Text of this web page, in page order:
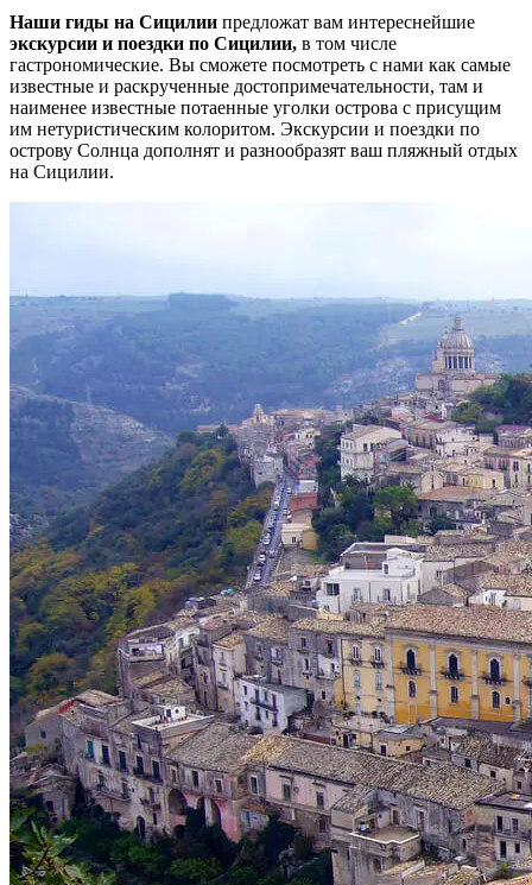
Наши гиды на Сицилии предложат вам интереснейшие
экскурсии и поездки по Сицилии, в том числе
гастрономические. Вы сможете посмотреть с нами как самые
известные и раскрученные достопримечательности, там и
наименее известные потаенные уголки острова с присущим
им нетуристическим колоритом. Экскурсии и поездки по
острову Солнца дополнят и разнообразят ваш пляжный отдых
на Сицилии.